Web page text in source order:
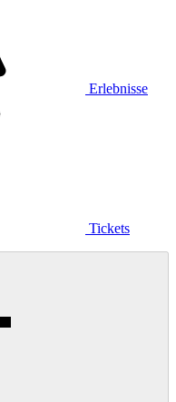
Erlebnisse
Tickets